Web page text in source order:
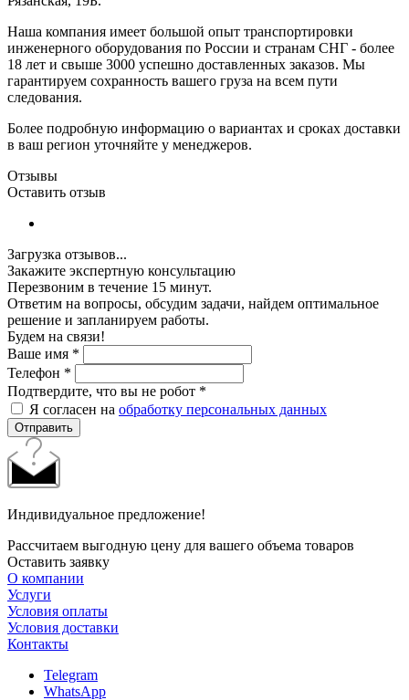
Наша компания имеет большой опыт транспортировки
инженерного оборудования по России и странам СНГ - более
18 лет и свыше 3000 успешно доставленных заказов. Мы
гарантируем сохранность вашего груза на всем пути
следования.
Более подробную информацию о вариантах и сроках доставки
в ваш регион уточняйте у менеджеров.
Отзывы
Оставить отзыв
Загрузка отзывов...
Закажите экспертную консультацию
Перезвоним в течение 15 минут.
Ответим на вопросы, обсудим задачи, найдем оптимальное
решение и запланируем работы.
Будем на связи!
Ваше имя *
Телефон *
Подтвердите, что вы не робот *
Я согласен на обработку персональных данных
Отправить
Индивидуальное предложение!
Рассчитаем выгодную цену для вашего объема товаров
Оставить заявку
О компании
Услуги
Условия оплаты
Условия доставки
Контакты
Telegram
WhatsApp